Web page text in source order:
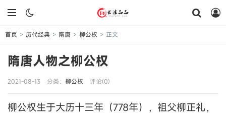
首页 > 历代经典 > 隋唐 > 柳公权 > 正文
隋唐人物之柳公权
2021-08-13 分类： 柳公权 评论(0)
柳公权生于大历十三年（778年），祖父柳正礼，